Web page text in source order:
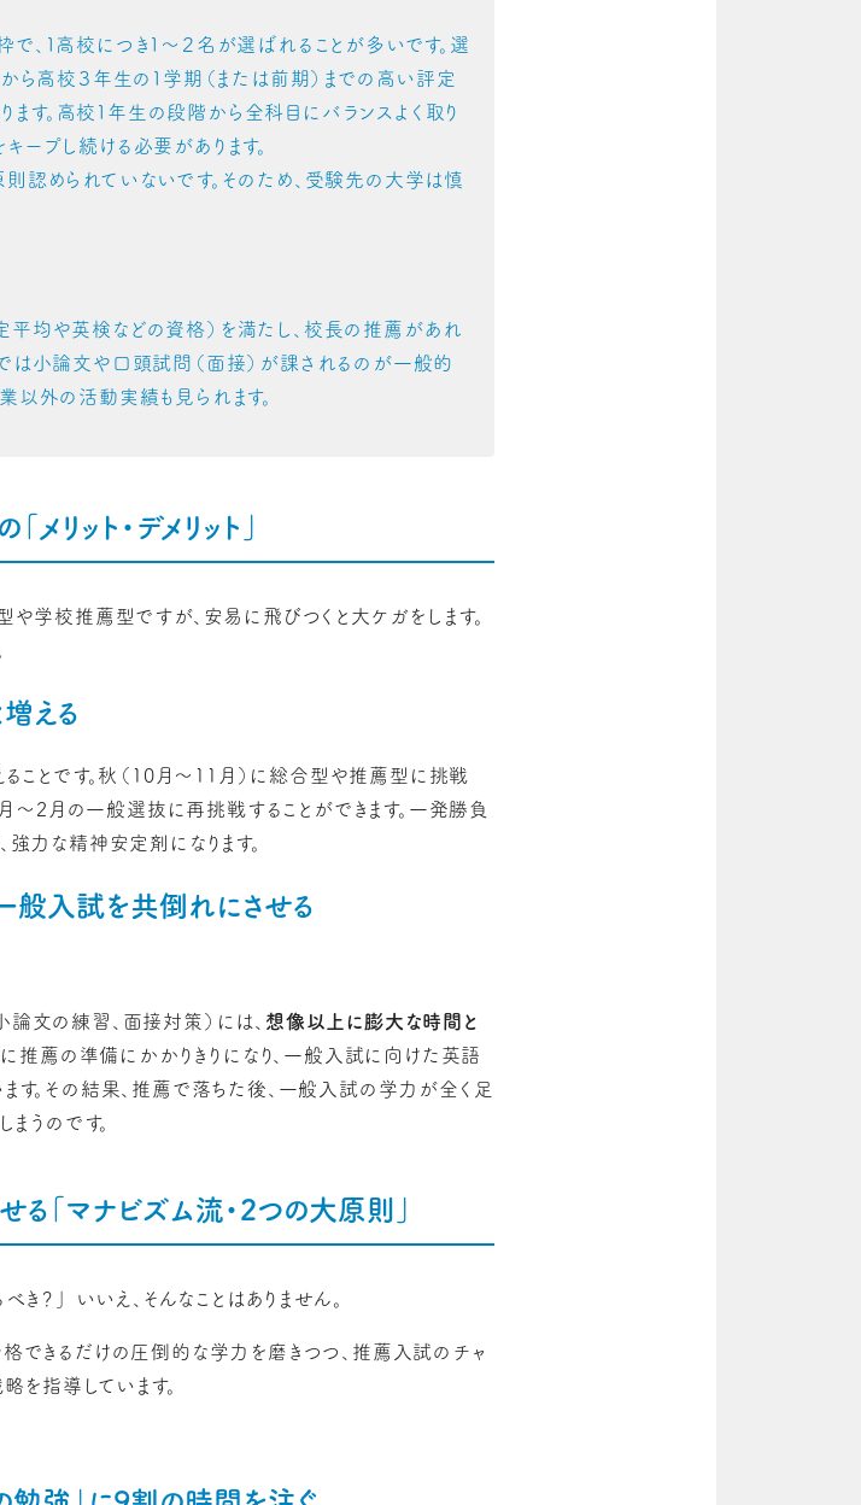
、１高校につき１～２名が選ばれることが多いです。選
ら高校３年生の１学期（または前期）までの高い評定
す。高校１年生の段階から全科目にバランスよく取り
ープし続ける必要があります。
認められていないです。そのため、受験先の大学は慎
均や英検などの資格）を満たし、校長の推薦があれ
は小論文や口頭試問（面接）が課されるのが一般的
以外の活動実績も見られます。
リット・デメリット」
学校推薦型ですが、安易に飛びつくと大ケガをします。
増える
ことです。秋（10月〜11月）に総合型や推薦型に挑戦
〜2月の一般選抜に再挑戦することができます。一発勝負
力な精神安定剤になります。
一般入試を共倒れにさせる
文の練習、面接対策）には、 想像以上に膨大な時間と
推薦の準備にかかりきりになり、一般入試に向けた英語
。その結果、推薦で落ちた後、一般入試の学力が全く足
うのです。
「マナビズム流・2つの大原則」
？」 いいえ、そんなことはありません。
できるだけの圧倒的な学力を磨きつつ、推薦入試のチャ
を指導しています。